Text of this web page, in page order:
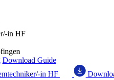
in HF
Download Guide
in HF